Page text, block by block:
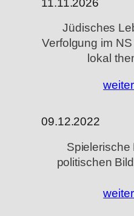
Jüdisches
Verfolgung im
lokal
09.12.2022
Spielerische
politischen